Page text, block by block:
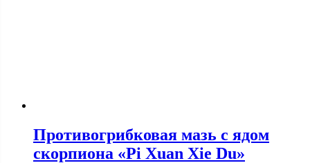
Противогрибковая мазь с ядом
скорпиона «Pi Xuan Xie Du»